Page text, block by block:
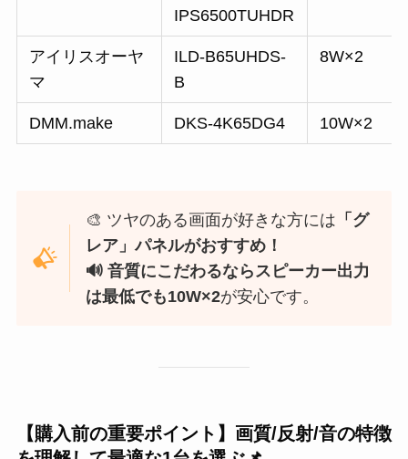
IPS6500TUHDR
アイリスオーヤ
マ
ILD-B65UHDS-
B
8W×2
DMM.make DKS-4K65DG4 10W×2
🎨 ツヤのある画面が好きな方には 「グ
レア」パネルがおすすめ！
🔊 音質にこだわるならスピーカー出力
は最低でも10W×2が安心です。
【購入前の重要ポイント】画質/反射/音の特徴